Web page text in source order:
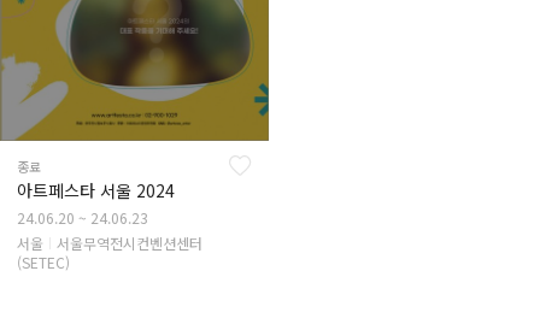
종료
아트페스타 서울 2024
24.06.20 ~ 24.06.23
서울
서울무역전시컨벤션센터
(SETEC)